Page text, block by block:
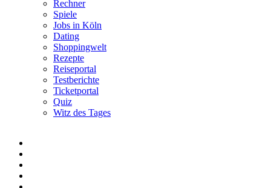
Rechner
Spiele
Jobs in Köln
Dating
Shoppingwelt
Rezepte
Reiseportal
Testberichte
Ticketportal
Quiz
Witz des Tages